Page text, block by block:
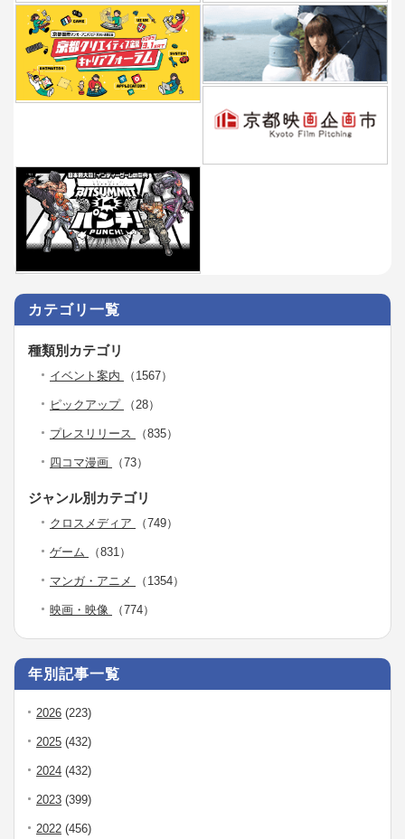
カテゴリ一覧
種類別カテゴリ
イベント案内 （1567）
ピックアップ （28）
プレスリリース （835）
四コマ漫画 （73）
ジャンル別カテゴリ
クロスメディア （749）
ゲーム （831）
マンガ・アニメ （1354）
映画・映像 （774）
年別記事一覧
2026 (223)
2025 (432)
2024 (432)
2023 (399)
2022 (456)